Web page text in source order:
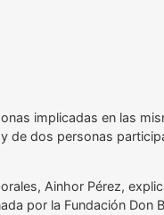
implicadas en las
dos personas
Ainhor Pérez,
por la Fundación Don